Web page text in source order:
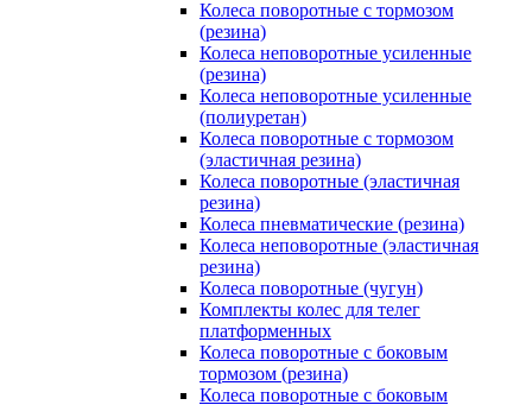
Колеса поворотные c тормозом
(резина)
Колеса неповоротные усиленные
(резина)
Колеса неповоротные усиленные
(полиуретан)
Колеса поворотные c тормозом
(эластичная резина)
Колеса поворотные (эластичная
резина)
Колеса пневматические (резина)
Колеса неповоротные (эластичная
резина)
Колеса поворотные (чугун)
Комплекты колес для телег
платформенных
Колеса поворотные c боковым
тормозом (резина)
Колеса поворотные c боковым